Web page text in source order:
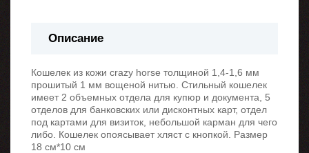
Описание
Кошелек из кожи crazy horse толщиной 1,4-1,6 мм
прошитый 1 мм вощеной нитью. Стильный кошелек
имеет 2 объемных отдела для купюр и документа, 5
отделов для банковских или дисконтных карт, отдел
под картами для визиток, небольшой карман для чего
либо. Кошелек опоясывает хляст с кнопкой. Размер
18 см*10 см